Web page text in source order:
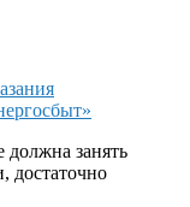
должна занять
достаточно